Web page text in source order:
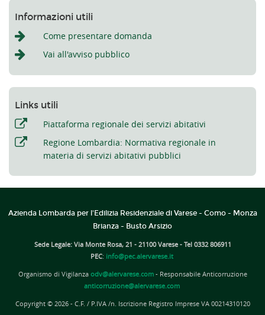
Informazioni utili
Come presentare domanda
Vai all'avviso pubblico
Links utili
Piattaforma regionale dei servizi abitativi
Regione Lombardia: Normativa regionale in
materia di servizi abitativi pubblici
Azienda Lombarda per l'Edilizia Residenziale di Varese - Como - Monza
Brianza - Busto Arsizio
Sede Legale: Via Monte Rosa, 21 - 21100 Varese - Tel 0332 806911
PEC: info@pec.alervarese.it
Organismo di Vigilanza odv@alervarese.com- Responsabile Anticorruzione
anticorruzione@alervarese.com
Copyright © 2026 - C.F. / P.IVA /n. Iscrizione Registro Imprese VA 00214310120